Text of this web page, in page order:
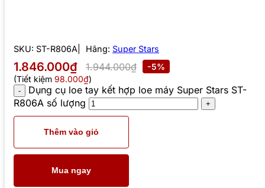
SKU: ST-R806A Hãng: Super Stars
1.846.000₫ 1.944.000₫
-5%
(Tiết kiệm 98.000₫)
Dụng cụ loe tay kết hợp loe máy Super Stars ST-
R806A số lượng
Thêm vào giỏ
Mua ngay